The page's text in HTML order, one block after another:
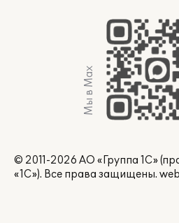
Мы в Max
© 2011-2026 АО «Группа 1С»
«1С»). Все права защищены.